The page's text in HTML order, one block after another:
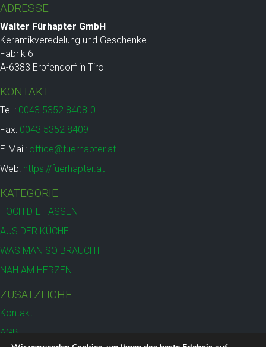
Optionen
ADRESSE
Walter Fürhapter GmbH
Keramikveredelung und Geschenke
Fabrik 6
A-6383 Erpfendorf in Tirol
KONTAKT
Tel.: 0043 5352 8408-0
Fax: 0043 5352 8409
E-Mail: office@fuerhapter.at
Web: https://fuerhapter.at
KATEGORIE
HOCH DIE TASSEN
AUS DER KÜCHE
WAS MAN SO BRAUCHT
NAH AM HERZEN
ZUSÄTZLICHE
Kontakt
AGB